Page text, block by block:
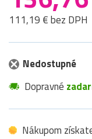
111,19 € bez DPH
Nedostupné
Dopravné
Nákupom